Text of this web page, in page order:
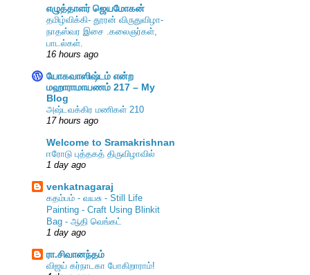
எழுத்தாளர் ஜெயமோகன்
தமிழ்விக்கி- தூரன் விருதுவிழா-
நாதஸ்வர இசை .கலைஞர்கள்,
பாடல்கள்.
16 hours ago
யோகவாஸிஷ்டம் என்ற
மஹாராமாயணம் 217 – My
Blog
அஷ்டவக்கிர மணிகள் 210
17 hours ago
Welcome to Sramakrishnan
ஈரோடு புத்தகத் திருவிழாவில்
1 day ago
venkatnagaraj
கதம்பம் - வயசு - Still Life
Painting - Craft Using Blinkit
Bag - ஆதி வெங்கட்
1 day ago
ரா.சிவானந்தம்
விஜய் கர்நாடகா போகிறாராம்!